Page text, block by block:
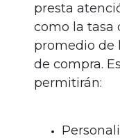
presta
como la tasa
promedio de
de compra.
permitirán: